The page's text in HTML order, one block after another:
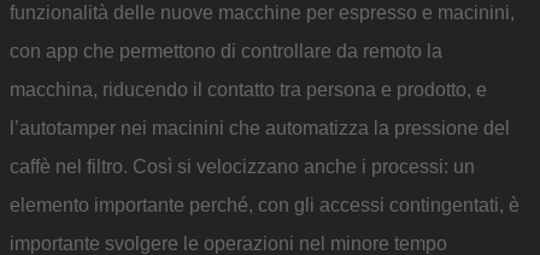
funzionalità delle nuove macchine per espresso e macinini,
con app che permettono di controllare da remoto la
macchina, riducendo il contatto tra persona e prodotto, e
l’autotamper nei macinini che automatizza la pressione del
caffè nel filtro. Così si velocizzano anche i processi: un
elemento importante perché, con gli accessi contingentati, è
importante svolgere le operazioni nel minore tempo